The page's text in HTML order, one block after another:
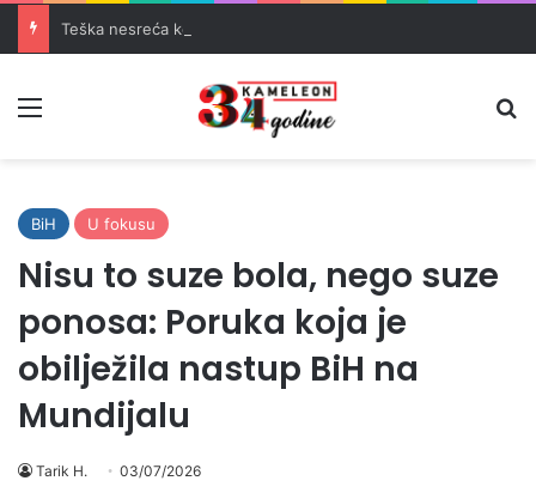
BiH U fokusu
Nisu to suze bola, nego suze
ponosa: Poruka koja je
obilježila nastup BiH na
Mundijalu
Tarik H. 03/07/2026